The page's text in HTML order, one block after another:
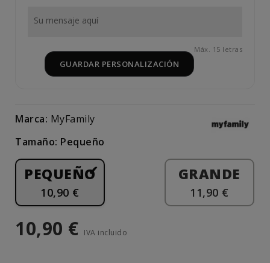
Máx. 15 letras
GUARDAR PERSONALIZACIÓN
Marca: MyFamily
Tamaño: Pequeño
PEQUEÑO
10,90 €
GRANDE
11,90 €
10,90 € IVA incluido